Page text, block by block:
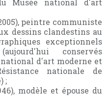
Musée national d'art
peintre communiste
dessins clandestins au
exceptionnels
conservés
d'art moderne et
nationale de
;
modèle et épouse du